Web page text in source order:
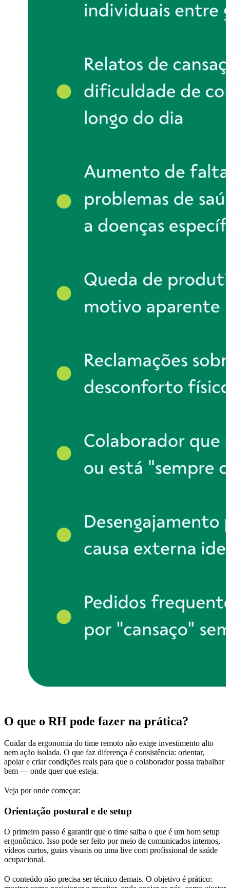
O que o RH pode fazer na prática?
Cuidar da ergonomia do time remoto não exige investimento alto
nem ação isolada. O que faz diferença é consistência: orientar,
apoiar e criar condições reais para que o colaborador possa trabalhar
bem — onde quer que esteja.
Veja por onde começar:
Orientação postural e de setup
O primeiro passo é garantir que o time saiba o que é um bom setup
ergonômico. Isso pode ser feito por meio de comunicados internos,
vídeos curtos, guias visuais ou uma live com profissional de saúde
ocupacional.
O conteúdo não precisa ser técnico demais. O objetivo é prático: